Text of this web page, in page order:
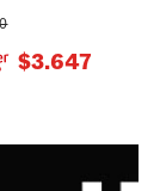
$3.647